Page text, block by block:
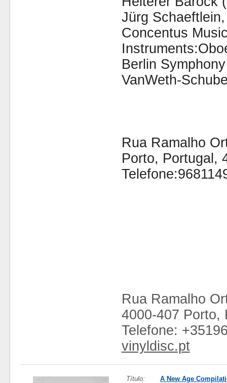
Jürg
Concentus
Berlin
VanWeth-
Rua Ramalho
Porto, Portugal,
Rua Ramalho
4000-407 Porto,
Telefone:
vinyldisc.pt
Título: A New Age